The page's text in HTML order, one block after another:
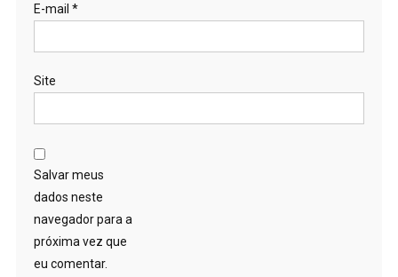
E-mail *
Site
Salvar meus
dados neste
navegador para a
próxima vez que
eu comentar.